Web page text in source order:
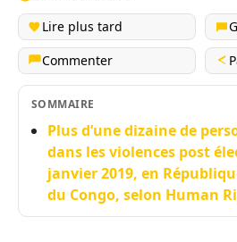
Lire plus tard
Commenter
SOMMAIRE
Plus d’une dizaine de
dans les violences post
janvier 2019, en
du Congo, selon Human